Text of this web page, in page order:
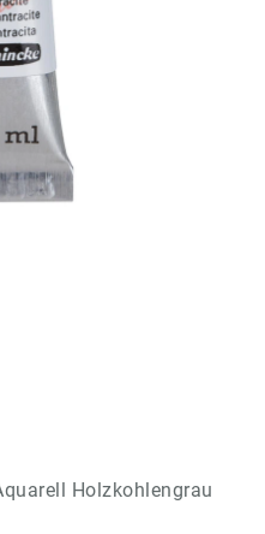
Holzkohlengrau